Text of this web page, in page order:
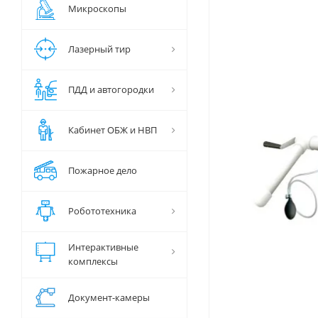
Микроскопы
Лазерный тир
ПДД и автогородки
Кабинет ОБЖ и НВП
Пожарное дело
Робототехника
Интерактивные
комплексы
Документ-камеры